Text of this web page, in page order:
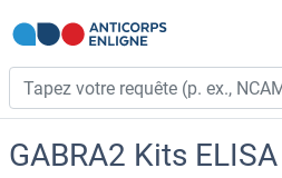
GABRA2 Kits ELISA